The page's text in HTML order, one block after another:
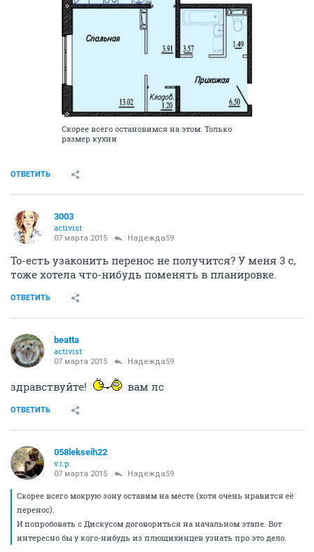
Скорее всего остановимся на этом. Только
размер кухни
ОТВЕТИТЬ
3003
activist
07 марта 2015 Надежда59
То-есть узаконить перенос не получится? У меня 3 с,
тоже хотела что-нибудь поменять в планировке.
ОТВЕТИТЬ
beatta
activist
07 марта 2015 Надежда59
здравствуйте! вам лс
ОТВЕТИТЬ
058lekseih22
v.i.p.
07 марта 2015 Надежда59
Скорее всего мокрую зону оставим на месте (хотя очень нравится её
перенос).
И попробовать с Дискусом договориться на начальном этапе. Вот
интересно бы у кого-нибудь из плющихинцев узнать про это дело.